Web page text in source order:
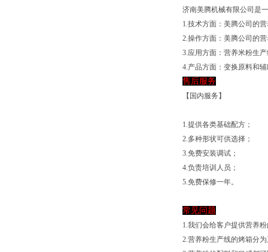
济南美腾机械有限公司是
1.技术方面：美腾公司的
2.操作方面：美腾公司的
3.应用方面：营养米粉生
4.产品方面：变换原料和
售后服务
【国内服务】
1.提供各类基础配方；
2.多种形状可供选择；
3.免费安装调试；
4.负责培训人员；
5.免费保修一年。
常见问题
1.我们会给客户提供营养
2.营养粉生产线的烤箱分